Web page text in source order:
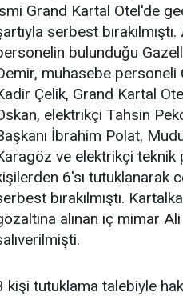
Grand Kartal Otel'de
serbest
bulunduğu
muhasebe
Çelik, Grand Kartal
elektrikçi Tahsin
İbrahim Polat,
ve elektrikçi teknik
6'sı tutuklanarak
bırakılmıştı.
alınan iç mimar
kişi tutuklama talebiyle